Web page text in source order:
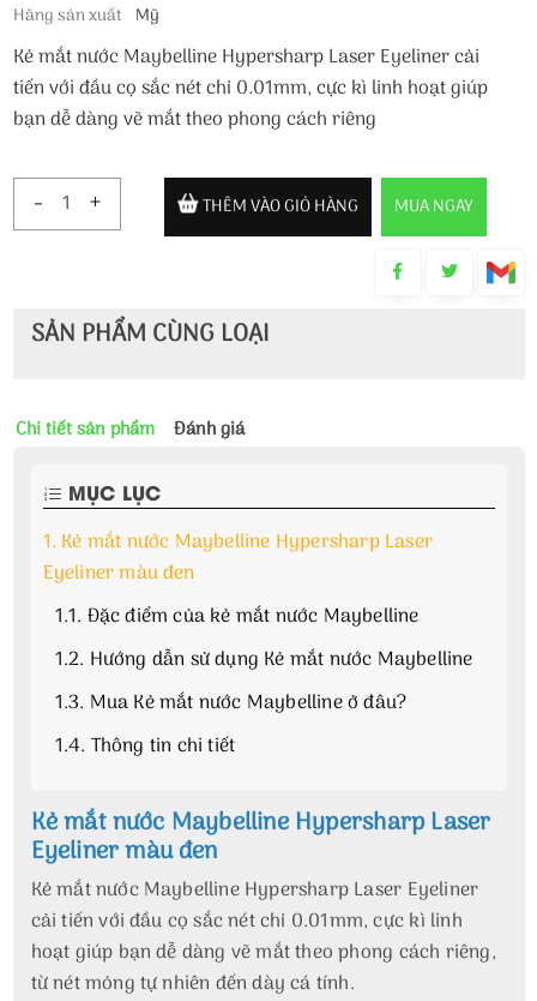
Hãng sản xuất Mỹ
Kẻ mắt nước Maybelline Hypersharp Laser Eyeliner cải
tiến với đầu cọ sắc nét chỉ 0.01mm, cực kì linh hoạt giúp
bạn dễ dàng vẽ mắt theo phong cách riêng
- + THÊM VÀO GIỎ HÀNG MUA NGAY
SẢN PHẨM CÙNG LOẠI
Chi tiết sản phẩm Đánh giá
MỤC LỤC
1. Kẻ mắt nước Maybelline Hypersharp Laser
Eyeliner màu đen
1.1. Đặc điểm của kẻ mắt nước Maybelline
1.2. Hướng dẫn sử dụng Kẻ mắt nước Maybelline
1.3. Mua Kẻ mắt nước Maybelline ở đâu?
1.4. Thông tin chi tiết
Kẻ mắt nước Maybelline Hypersharp Laser
Eyeliner màu đen
Kẻ mắt nước Maybelline Hypersharp Laser Eyeliner
cải tiến với đầu cọ sắc nét chỉ 0.01mm, cực kì linh
hoạt giúp bạn dễ dàng vẽ mắt theo phong cách riêng,
từ nét mỏng tự nhiên đến dày cá tính.